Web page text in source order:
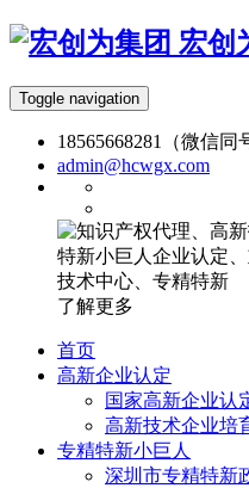
宏创
Toggle navigation
18565668281（微信同
admin@hcwgx.com
了解更多
首页
高新企业认定
国家高新企业认
高新技术企业培
专精特新小巨人
深圳市专精特新